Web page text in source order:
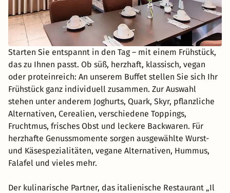
Starten Sie entspannt in den Tag – mit einem Frühstück,
das zu Ihnen passt. Ob süß, herzhaft, klassisch, vegan
oder proteinreich: An unserem Buffet stellen Sie sich Ihr
Frühstück ganz individuell zusammen. Zur Auswahl
stehen unter anderem Joghurts, Quark, Skyr, pflanzliche
Alternativen, Cerealien, verschiedene Toppings,
Fruchtmus, frisches Obst und leckere Backwaren. Für
herzhafte Genussmomente sorgen ausgewählte Wurst-
und Käsespezialitäten, vegane Alternativen, Hummus,
Falafel und vieles mehr.
Der kulinarische Partner, das italienische Restaurant „Il